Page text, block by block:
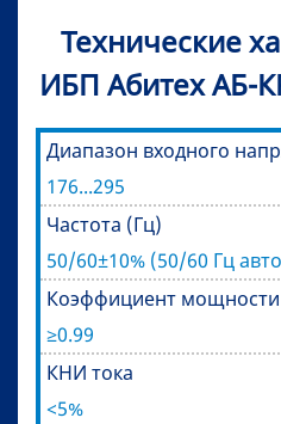
Технические
ИБП Абитех АБ-
Диапазон входного
176...295
Частота (Гц)
50/60±10% (50/60 Гц
Коэффициент мощности
≥0.99
КНИ тока
<5%